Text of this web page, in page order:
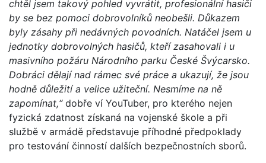
chtěl jsem takový pohled vyvrátit, profesionální hasiči
by se bez pomoci dobrovolníků neobešli. Důkazem
byly zásahy při nedávných povodních. Natáčel jsem u
jednotky dobrovolných hasičů, kteří zasahovali i u
masivního požáru Národního parku České Švýcarsko.
Dobráci dělají nad rámec své práce a ukazují, že jsou
hodně důležití a velice užiteční. Nesmíme na ně
zapomínat,“dobře ví YouTuber, pro kterého nejen
fyzická zdatnost získaná na vojenské škole a při
službě v armádě představuje příhodné předpoklady
pro testování činností dalších bezpečnostních sborů.